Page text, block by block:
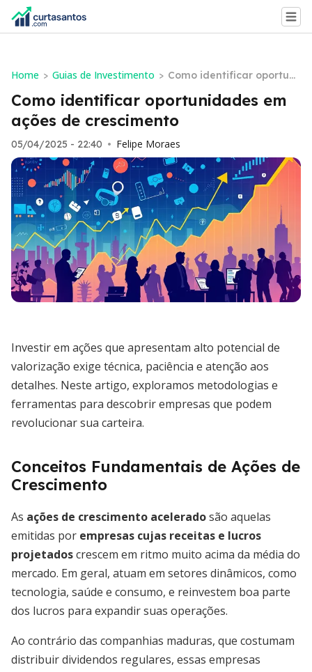
Home > Guias de Investimento > Como identificar oportuni
dades em ações de cresci
mento
Como identificar oportunidades em
ações de crescimento
05/04/2025 - 22:40 • Felipe Moraes
Investir em ações que apresentam alto potencial de
valorização exige técnica, paciência e atenção aos
detalhes. Neste artigo, exploramos metodologias e
ferramentas para descobrir empresas que podem
revolucionar sua carteira.
Conceitos Fundamentais de Ações de
Crescimento
As ações de crescimento aceleradosão aquelas
emitidas por empresas cujas receitas e lucros
projetadoscrescem em ritmo muito acima da média do
mercado. Em geral, atuam em setores dinâmicos, como
tecnologia, saúde e consumo, e reinvestem boa parte
dos lucros para expandir suas operações.
Ao contrário das companhias maduras, que costumam
distribuir dividendos regulares, essas empresas